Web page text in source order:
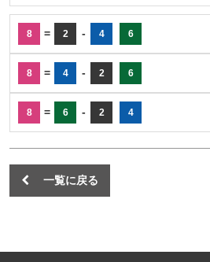
8 = 2 - 4 6
8 = 4 - 2 6
8 = 6 - 2 4
一覧に戻る